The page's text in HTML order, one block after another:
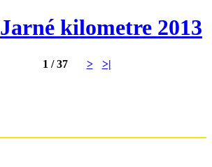
Jarné kilometre 2013
1 / 37 > >|